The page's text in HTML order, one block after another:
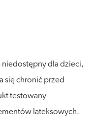
dla dzieci,
się chronić przed
testowany
lateksowych.